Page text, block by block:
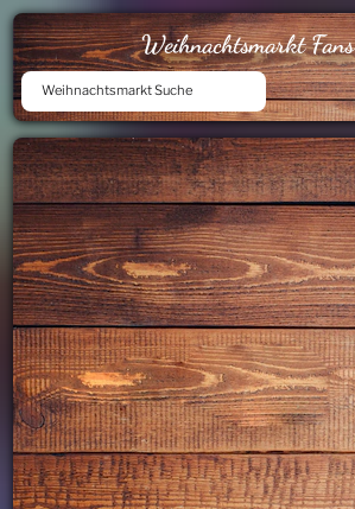
Weihnachtsmarkt Fans
Weihnachtsmarkt Suche